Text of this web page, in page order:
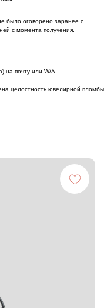
было оговорено заранее с
с момента получения.
на почту или W/А
целостность ювелирной пломбы